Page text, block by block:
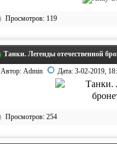
Просмотров: 119
Танки. Легенды отечественной
Автор: Admin Дата: 3-02-2019,
Просмотров: 254